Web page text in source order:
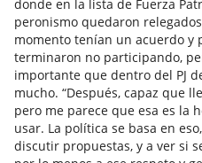
donde en la lista de Fuerza
peronismo quedaron
momento tenían un acuerdo y
terminaron no participando,
importante que dentro del PJ
mucho. “Después, capaz que
pero me parece que esa es la
usar. La política se basa en
discutir propuestas, y a ver si